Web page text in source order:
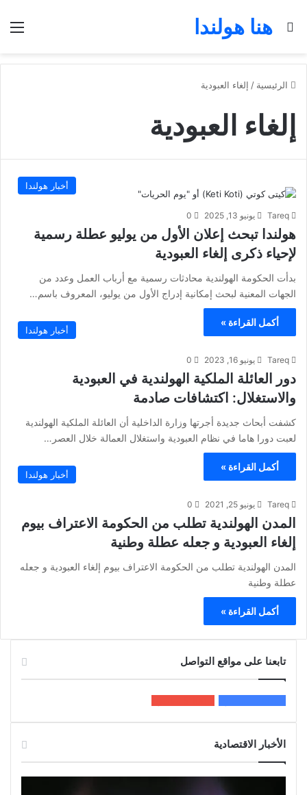
هنا هولندا
بحث عن
الرئيسية / إلغاء العبودية
إلغاء العبودية
أخبار هولندا
Tareq يونيو 13, 2025 0
هولندا تبحث إعلان الأول من يوليو عطلة رسمية
لإحياء ذكرى إلغاء العبودية
بدأت الحكومة الهولندية محادثات رسمية مع أرباب العمل وعدد من
الجهات المعنية لبحث إمكانية إدراج الأول من يوليو، المعروف باسم…
أكمل القراءة »
أخبار هولندا
Tareq يونيو 16, 2023 0
دور العائلة الملكية الهولندية في العبودية
والاستغلال: اكتشافات صادمة
كشفت أبحاث جديدة أجرتها وزارة الداخلية أن العائلة الملكية الهولندية
لعبت دورا هاما في نظام العبودية واستغلال العمالة خلال العصر…
أكمل القراءة »
أخبار هولندا
Tareq يونيو 25, 2021 0
المدن الهولندية تطلب من الحكومة الاعتراف بيوم
إلغاء العبودية و جعله عطلة وطنية
المدن الهولندية تطلب من الحكومة الاعتراف بيوم إلغاء العبودية و جعله
عطلة وطنية
أكمل القراءة »
تابعنا على مواقع التواصل
الأخبار الاقتصادية